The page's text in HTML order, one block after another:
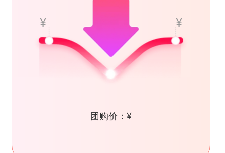
团购价：¥
¥ ¥